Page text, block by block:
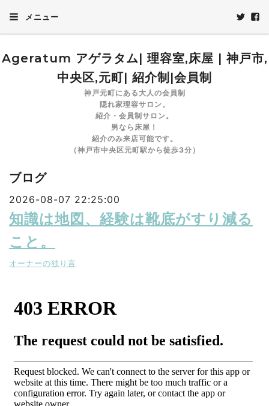
メニュー
Ageratum アゲラタム| 理容室,床屋 | 神戸市,
中央区,元町| 紹介制|会員制
神戸元町にある大人の会員制
隠れ家理容サロン。
紹介・会員制サロン。
男なら床屋！
紹介のみ来店可能です。
（神戸市中央区元町駅から徒歩3分）
ブログ
2026-08-07 22:25:00
知識は地図、経験は靴底がすり減る
こと。
オーナーの独り言